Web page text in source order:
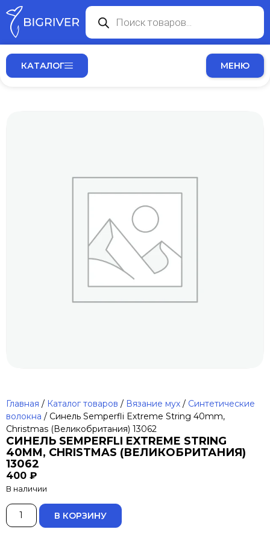
КАТАЛОГ МЕНЮ
Главная / Каталог товаров / Вязание мух / Синтетические
волокна / Синель Semperfli Extreme String 40mm,
Christmas (Великобритания) 13062
СИНЕЛЬ SEMPERFLI EXTREME STRING
40MM, CHRISTMAS (ВЕЛИКОБРИТАНИЯ)
13062
400 ₽
В наличии
В КОРЗИНУ ALTERNATIVE: